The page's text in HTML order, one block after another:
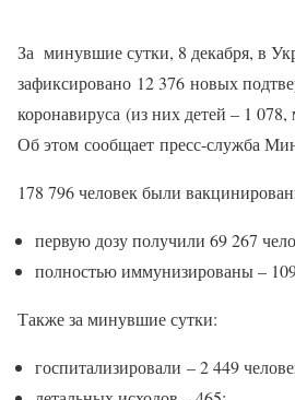
За минувшие сутки, 8 декабря, в
зафиксировано 12 376 новых
коронавируса (из них детей – 1
Об этом сообщает пресс-служба
178 796 человек были
первую дозу получили 69 267
полностью иммунизированы –
Также за минувшие сутки:
госпитализировали – 2 449